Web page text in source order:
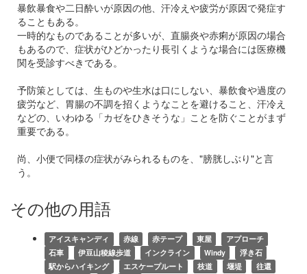
暴飲暴食や二日酔いが原因の他、汗冷えや疲労が原因で発症す
ることもある。
一時的なものであることが多いが、直腸炎や赤痢が原因の場合
もあるので、症状がひどかったり長引くような場合には医療機
関を受診すべきである。
予防策としては、生ものや生水は口にしない、暴飲食や過度の
疲労など、胃腸の不調を招くようなことを避けること、汗冷え
などの、いわゆる「カゼをひきそうな」ことを防ぐことがまず
重要である。
尚、小便で同様の症状がみられるものを、"膀胱しぶり"と言
う。
その他の用語
アイスキャンディ 赤線 赤テープ 東屋
アプローチ
石車
伊豆山稜線歩道 インクライン Windy
浮き石
駅からハイキング
エスケープルート 枝道 堰堤
往還